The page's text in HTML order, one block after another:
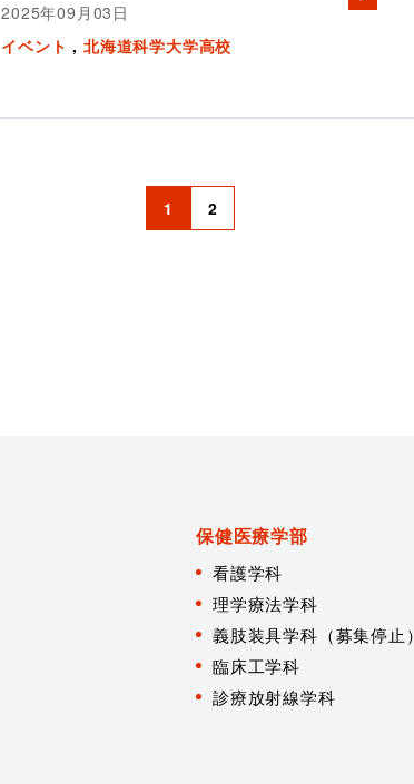
2025年09月03日
イベント
北海道科学大学高校
1 2
保健医療学部
看護学科
理学療法学科
義肢装具学科（募集停止）
臨床工学科
診療放射線学科